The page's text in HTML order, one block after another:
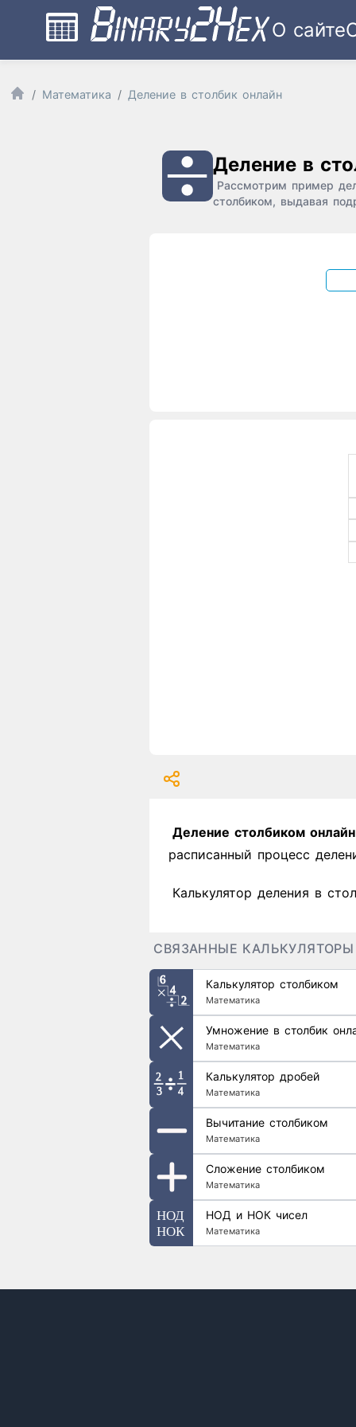
О сайте
Математика Деление в столбик онлайн
Деление в
Рассмотрим пример
столбиком, выдавая
Деление столбиком онлайн
расписанный процесс
Калькулятор деления в
СВЯЗАННЫЕ КАЛЬКУЛЯТОРЫ
Калькулятор столбиком
Математика
Умножение в столбик
Математика
Калькулятор дробей
Математика
Вычитание столбиком
Математика
Сложение столбиком
Математика
НОД и НОК чисел
Математика